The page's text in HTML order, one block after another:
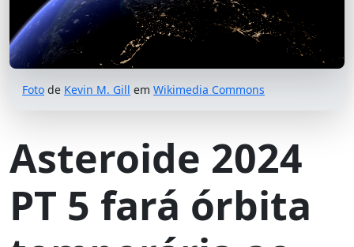
Foto de Kevin M. Gill em Wikimedia Commons
Asteroide 2024
PT 5 fará órbita